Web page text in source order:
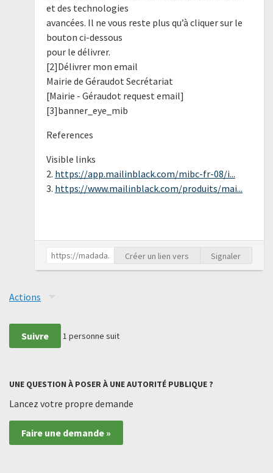
et des technologies
avancées. Il ne vous reste plus qu’à cliquer sur le
bouton ci-dessous
pour le délivrer.
[2]Délivrer mon email
Mairie de Géraudot Secrétariat
[Mairie - Géraudot request email]
[3]banner_eye_mib
References
Visible links
2. https://app.mailinblack.com/mibc-fr-08/i...
3. https://www.mailinblack.com/produits/mai...
Créer un lien vers Signaler
Actions
Suivre 1 personne suit
UNE QUESTION À POSER À UNE AUTORITÉ PUBLIQUE ?
Lancez votre propre demande
Faire une demande »